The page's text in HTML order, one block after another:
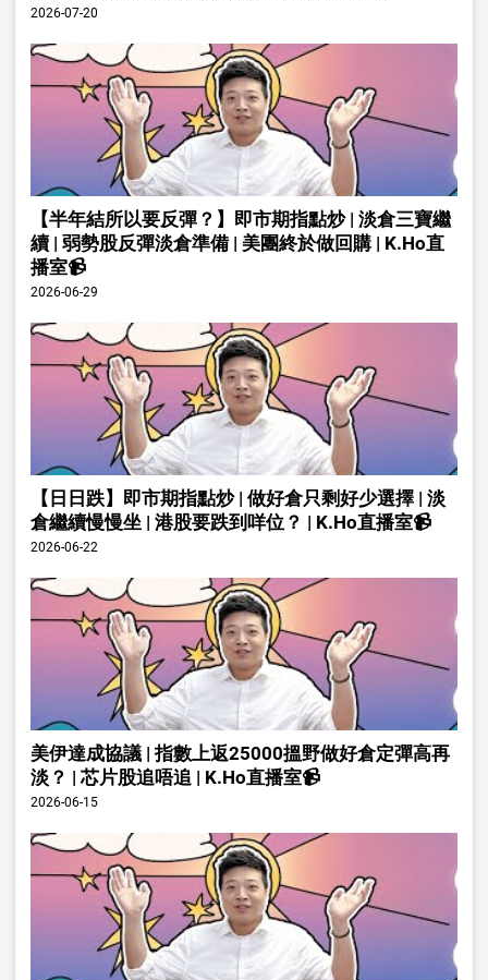
2026-07-20
【半年結所以要反彈？】即市期指點炒 | 淡倉三寶繼
續 | 弱勢股反彈淡倉準備 | 美團終於做回購 | K.Ho直
播室📹
2026-06-29
【日日跌】即市期指點炒 | 做好倉只剩好少選擇 | 淡
倉繼續慢慢坐 | 港股要跌到咩位？ | K.Ho直播室📹
2026-06-22
美伊達成協議 | 指數上返25000搵野做好倉定彈高再
淡？ | 芯片股追唔追 | K.Ho直播室📹
2026-06-15